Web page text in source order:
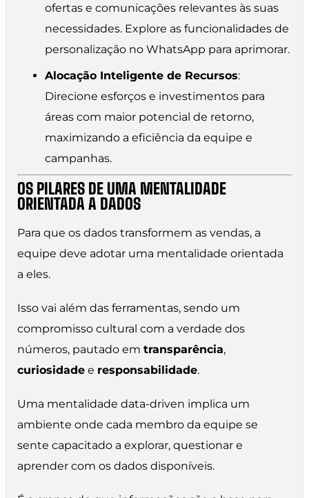
ofertas e comunicações relevantes às suas
necessidades. Explore as funcionalidades de
personalização no WhatsApp para aprimorar.
Alocação Inteligente de Recursos:
Direcione esforços e investimentos para
áreas com maior potencial de retorno,
maximizando a eficiência da equipe e
campanhas.
OS PILARES DE UMA MENTALIDADE
ORIENTADA A DADOS
Para que os dados transformem as vendas, a
equipe deve adotar uma mentalidade orientada
a eles.
Isso vai além das ferramentas, sendo um
compromisso cultural com a verdade dos
números, pautado em transparência,
curiosidade e responsabilidade.
Uma mentalidade data-driven implica um
ambiente onde cada membro da equipe se
sente capacitado a explorar, questionar e
aprender com os dados disponíveis.